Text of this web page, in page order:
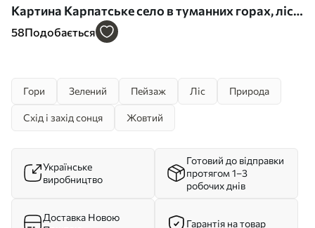
Картина Карпатське село в туманних горах, ліс,
акварель Арт. s41648
58Подобається
Гори Зелений Пейзаж Ліс Природа
Схід і захід сонця Жовтий
Українське
виробництво
Готовий до відправки
протягом 1–3
робочих днів
Доставка Новою
Гарантія на товар